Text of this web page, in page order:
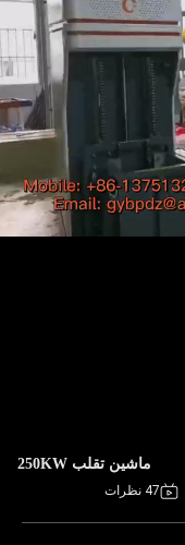
ماشین تقلب 250KW
47 نظرات